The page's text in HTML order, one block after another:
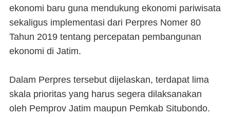
ekonomi baru guna mendukung ekonomi pariwisata
sekaligus implementasi dari Perpres Nomer 80
Tahun 2019 tentang percepatan pembangunan
ekonomi di Jatim.
Dalam Perpres tersebut dijelaskan, terdapat lima
skala prioritas yang harus segera dilaksanakan
oleh Pemprov Jatim maupun Pemkab Situbondo.